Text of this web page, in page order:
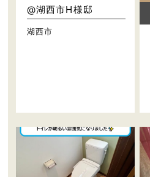
@湖西市H様邸
湖西市